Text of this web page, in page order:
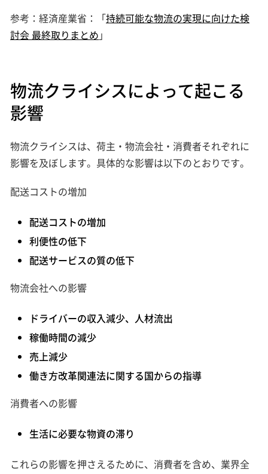
参考：経済産業省：「持続可能な物流の実現に向けた検
討会 最終取りまとめ 」
物流クライシスによって起こる
影響
物流クライシスは、荷主・物流会社・消費者それぞれに
影響を及ぼします。具体的な影響は以下のとおりです。
配送コストの増加
配送コストの増加
利便性の低下
配送サービスの質の低下
物流会社への影響
ドライバーの収入減少、人材流出
稼働時間の減少
売上減少
働き方改革関連法に関する国からの指導
消費者への影響
生活に必要な物資の滞り
これらの影響を押さえるために、消費者を含め、業界全